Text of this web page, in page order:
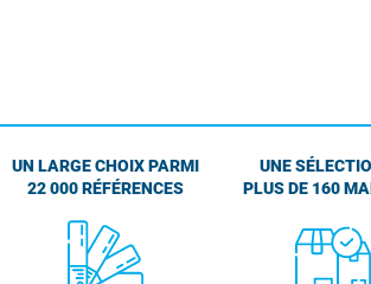
UN LARGE CHOIX PARMI
22 000 RÉFÉRENCES
UNE
PLUS DE 160